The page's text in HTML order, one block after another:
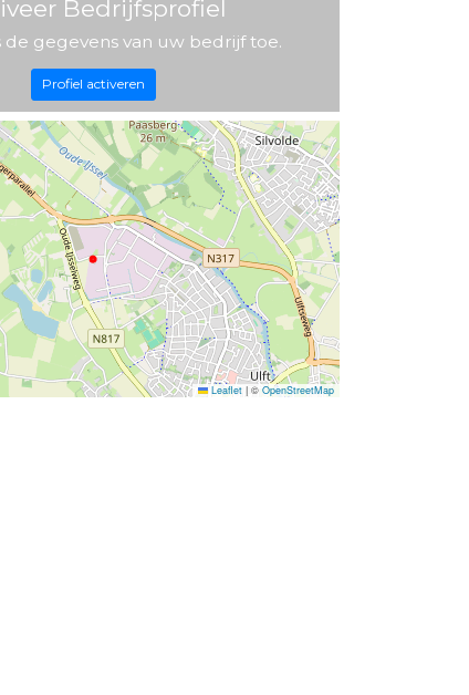
Bedrijfsprofiel
de gegevens van uw bedrijf toe.
Profiel activeren
Leaflet | © OpenStreetMap